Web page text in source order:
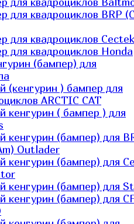
для квадроциклов BRP
для квадроциклов Cectek
для квадроциклов Honda
(бампер) для
(кенгурин ) бампер для
ARCTIC CAT
кенгурин ( бампер ) для
кенгурин (бампер) для
Outlader
кенгурин (бампер) для
кенгурин (бампер) для
кенгурин (бампер) для